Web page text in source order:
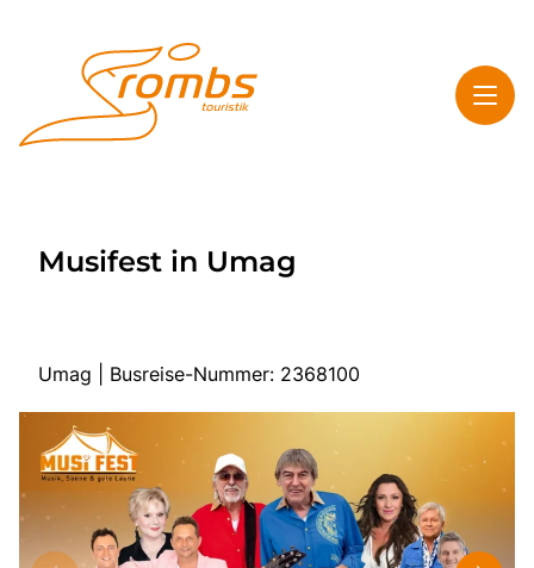
Highlights
Kontakt & Info
Start
Mehrtagesreisen
Tagesreisen
Musifest in Umag
Umag | Busreise-Nummer: 2368100